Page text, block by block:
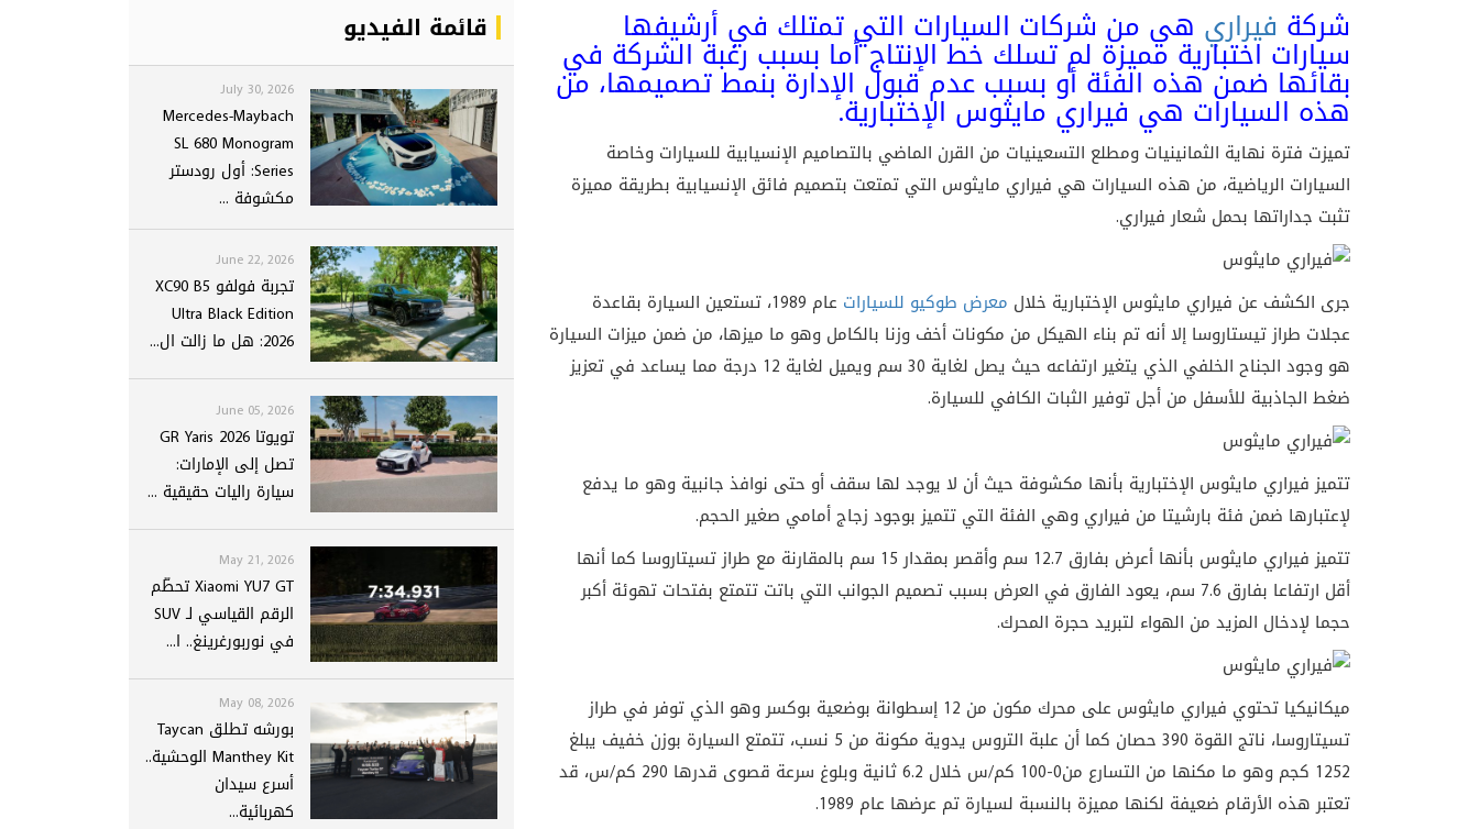
شركة فيراري هي من شركات السيارات التي تمتلك في أرشيفها
سيارات اختبارية مميزة لم تسلك خط الإنتاج أما بسبب رغبة الشركة في
بقائها ضمن هذه الفئة أو بسبب عدم قبول الإدارة بنمط تصميمها، من
هذه السيارات هي فيراري مايثوس الإختبارية.
تميزت فترة نهاية الثمانينيات ومطلع التسعينيات من القرن الماضي بالتصاميم الإنسيابية للسيارات وخاصة
السيارات الرياضية، من هذه السيارات هي فيراري مايثوس التي تمتعت بتصميم فائق الإنسيابية بطريقة مميزة
تثبت جداراتها بحمل شعار فيراري.
جرى الكشف عن فيراري مايثوس الإختبارية خلال معرض طوكيو للسيارات
عام 1989، تستعين السيارة بقاعدة
عجلات طراز تيستاروسا إلا أنه تم بناء الهيكل من مكونات أخف وزنا بالكامل وهو ما ميزها، من ضمن ميزات السيارة
هو وجود الجناح الخلفي الذي يتغير ارتفاعه حيث يصل لغاية 30 سم ويميل لغاية 12 درجة مما يساعد في تعزيز
ضغط الجاذبية للأسفل من أجل توفير الثبات الكافي للسيارة.
تتميز فيراري مايثوس الإختبارية بأنها مكشوفة حيث أن لا يوجد لها سقف أو حتى نوافذ جانبية وهو ما يدفع
لإعتبارها ضمن فئة بارشيتا من فيراري وهي الفئة التي تتميز بوجود زجاج أمامي صغير الحجم.
تتميز فيراري مايثوس بأنها أعرض بفارق 12.7 سم وأقصر بمقدار 15 سم بالمقارنة مع طراز تسيتاروسا كما أنها
أقل ارتفاعا بفارق 7.6 سم، يعود الفارق في العرض بسبب تصميم الجوانب التي باتت تتمتع بفتحات تهوئة أكبر
حجما لإدخال المزيد من الهواء لتبريد حجرة المحرك.
ميكانيكيا تحتوي فيراري مايثوس على محرك مكون من 12 إسطوانة بوضعية بوكسر وهو الذي توفر في طراز
تسيتاروسا، ناتج القوة 390 حصان كما أن علبة التروس يدوية مكونة من 5 نسب، تتمتع السيارة بوزن خفيف يبلغ
1252 كجم وهو ما مكنها من التسارع من0-100 كم/س خلال 6.2 ثانية وبلوغ سرعة قصوى قدرها 290 كم/س، قد
تعتبر هذه الأرقام ضعيفة لكنها مميزة بالنسبة لسيارة تم عرضها عام 1989.
قائمة الفيديو
July 30, 2026
Mercedes-Maybach
SL 680 Monogram
Series: أول رودستر
مكشوفة ...
June 22, 2026
تجربة فولفو XC90 B5
Ultra Black Edition
2026: هل ما زالت ال...
June 05, 2026
تويوتا GR Yaris 2026
تصل إلى الإمارات:
سيارة راليات حقيقية ...
May 21, 2026
Xiaomi YU7 GT تحطّم
الرقم القياسي لـ SUV
في نوربورغرينغ.. ا...
May 08, 2026
بورشه تطلق Taycan
Manthey Kit الوحشية..
أسرع سيدان
كهربائية...